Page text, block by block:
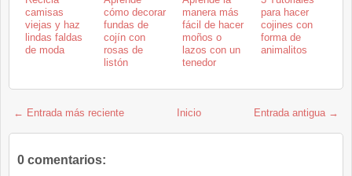
camisas
viejas y haz
lindas faldas
de moda
cómo decorar
fundas de
cojín con
rosas de
listón
manera más
fácil de hacer
moños o
lazos con un
tenedor
para hacer
cojines con
forma de
animalitos
← Entrada más reciente Entrada antigua →
Inicio
0 comentarios: